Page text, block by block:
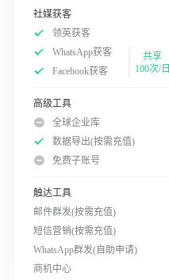
社媒获客
领英获客
WhatsApp获客
Facebook获客
共享
100次/日
高级工具
全球企业库
数据导出(按需充值)
免费子账号
触达工具
邮件群发(按需充值)
短信营销(按需充值)
WhatsApp群发(自助申请)
商机中心